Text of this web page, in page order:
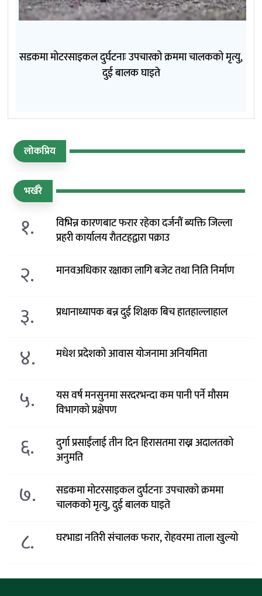
सडकमा मोटरसाइकल दुर्घटनाः उपचारको क्रममा चालकको मृत्यु,
दुई बालक घाइते
लोकप्रिय
भर्खरै
१.
विभिन्न कारणबाट फरार रहेका दर्जनौं ब्यक्ति जिल्ला
प्रहरी कार्यालय राैतटहद्वारा पक्राउ
२. मानवअधिकार रक्षाका लागि बजेट तथा निति निर्माण
३. प्रधानाध्यापक बन्न दुई शिक्षक बिच हातहाल्लाहाल
४. मधेश प्रदेशको आवास योजनामा अनियमिता
५.
यस वर्ष मनसुनमा सरदरभन्दा कम पानी पर्ने मौसम
विभागको प्रक्षेपण
६.
दुर्गा प्रसाईंलाई तीन दिन हिरासतमा राख्न अदालतको
अनुमति
७.
सडकमा मोटरसाइकल दुर्घटनाः उपचारको क्रममा
चालकको मृत्यु, दुई बालक घाइते
८. घरभाडा नतिरी संचालक फरार, रोहवरमा ताला खुल्यो